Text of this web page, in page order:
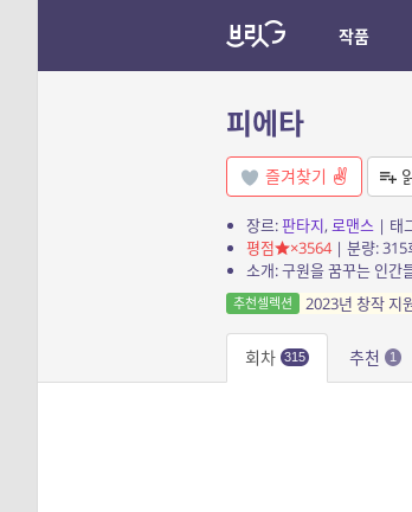
작품
피에타
즐겨찾기
장르:판타지, 로맨스| 태
평점
×3564| 분량: 315
추천셀렉션 2023년 창작 지
회차 315 추천 1